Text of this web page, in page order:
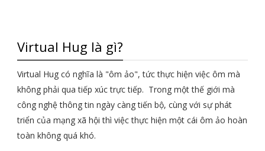
Virtual Hug là gì?
Virtual Hug có nghĩa là "ôm ảo", tức thực hiện việc ôm mà
không phải qua tiếp xúc trực tiếp. Trong một thế giới mà
công nghệ thông tin ngày càng tiến bộ, cùng với sự phát
triển của mạng xã hội thì việc thực hiện một cái ôm ảo hoàn
toàn không quá khó.